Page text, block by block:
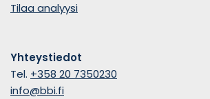
Tilaa analyysi
Yhteystiedot
Tel. +358 20 7350230
info@bbi.fi